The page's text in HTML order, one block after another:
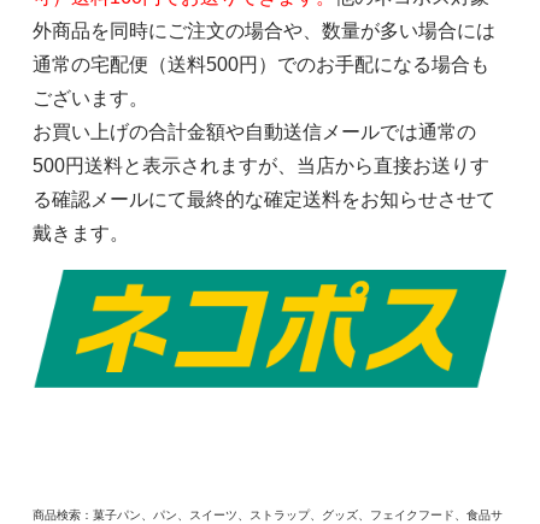
外商品を同時にご注文の場合や、数量が多い場合には
通常の宅配便（送料500円）でのお手配になる場合も
ございます。
お買い上げの合計金額や自動送信メールでは通常の
500円送料と表示されますが、当店から直接お送りす
る確認メールにて最終的な確定送料をお知らせさせて
戴きます。
商品検索：菓子パン、パン、スイーツ、ストラップ、グッズ、フェイクフード、食品サ